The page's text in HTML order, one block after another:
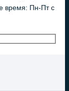
время: Пн-Пт с